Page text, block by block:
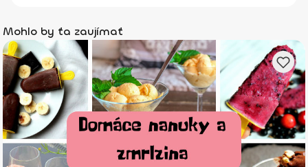
Mohlo by ťa zaujímať